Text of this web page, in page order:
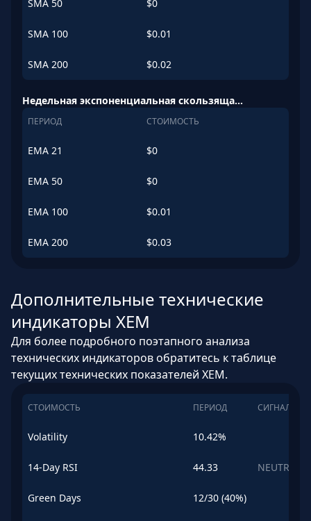
SMA 50 $0
SMA 100 $0.01
SMA 200 $0.02
Недельная экспоненциальная скользящая средняя (EMA)
ПЕРИОД СТОИМОСТЬ
EMA 21 $0
EMA 50 $0
EMA 100 $0.01
EMA 200 $0.03
Дополнительные технические
индикаторы XEM
Для более подробного поэтапного анализа
технических индикаторов обратитесь к таблице
текущих технических показателей XEM.
СТОИМОСТЬ ПЕРИОД СИГНАЛ
Volatility 10.42%
14-Day RSI 44.33 NEUTRAL
Green Days 12/30 (40%)